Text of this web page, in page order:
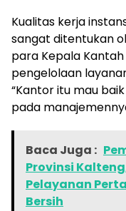
Kualitas kerja
sangat ditentukan
para Kepala
pengelolaan
“Kantor itu mau
pada
Baca Juga :
Provinsi
Pelayanan
Bersih